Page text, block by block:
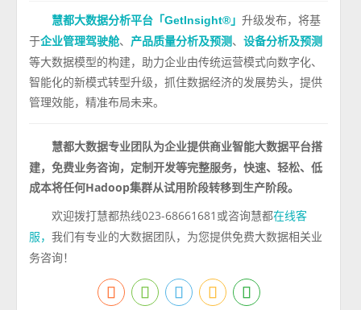
慧都大数据分析平台「GetInsight®」升级发布，将基
于企业管理驾驶舱、 产品质量分析及预测、设备分析及预测
等大数据模型的构建，助力企业由传统运营模式向数字化、
智能化的新模式转型升级，抓住数据经济的发展势头，提供
管理效能，精准布局未来。
慧都大数据专业团队为企业提供商业智能大数据平台搭
建，免费业务咨询，定制开发等完整服务，快速、轻松、低
成本将任何Hadoop集群从试用阶段转移到生产阶段。
欢迎拨打慧都热线023-68661681或咨询慧都在线客
服，我们有专业的大数据团队，为您提供免费大数据相关业
务咨询！